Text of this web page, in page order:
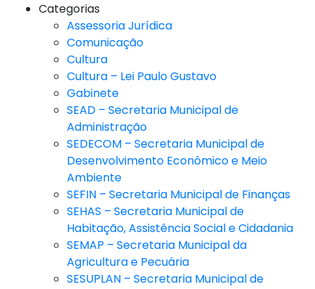
Categorias
Assessoria Jurídica
Comunicação
Cultura
Cultura – Lei Paulo Gustavo
Gabinete
SEAD – Secretaria Municipal de
Administração
SEDECOM – Secretaria Municipal de
Desenvolvimento Econômico e Meio
Ambiente
SEFIN – Secretaria Municipal de Finanças
SEHAS – Secretaria Municipal de
Habitação, Assistência Social e Cidadania
SEMAP – Secretaria Municipal da
Agricultura e Pecuária
SESUPLAN – Secretaria Municipal de